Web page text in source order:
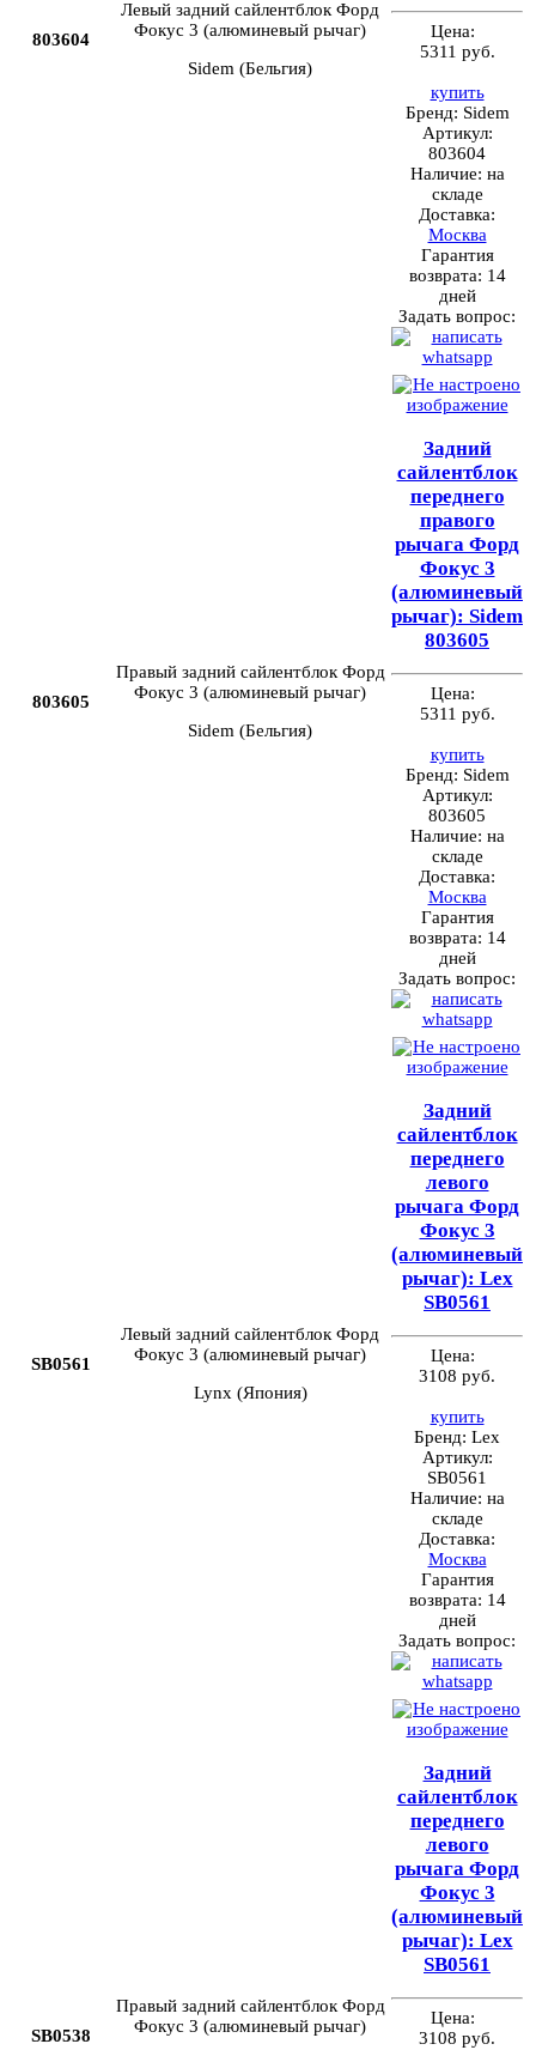
803604
Левый задний сайлентблок Форд
Фокус 3 (алюминевый рычаг)
Sidem (Бельгия)
Цена:
5311 руб.
купить
Бренд: Sidem
Артикул:
803604
Наличие: на
складе
Доставка:
Москва
Гарантия
возврата: 14
дней
Задать вопрос:
803605
Правый задний сайлентблок Форд
Фокус 3 (алюминевый рычаг)
Sidem (Бельгия)
Задний
сайлентблок
переднего
правого
рычага Форд
Фокус 3
(алюминевый
рычаг): Sidem
803605
Цена:
5311 руб.
купить
Бренд: Sidem
Артикул:
803605
Наличие: на
складе
Доставка:
Москва
Гарантия
возврата: 14
дней
Задать вопрос:
SB0561
Левый задний сайлентблок Форд
Фокус 3 (алюминевый рычаг)
Lynx (Япония)
Задний
сайлентблок
переднего
левого
рычага Форд
Фокус 3
(алюминевый
рычаг): Lex
SB0561
Цена:
3108 руб.
купить
Бренд: Lex
Артикул:
SB0561
Наличие: на
складе
Доставка:
Москва
Гарантия
возврата: 14
дней
Задать вопрос:
SB0538
Правый задний сайлентблок Форд
Фокус 3 (алюминевый рычаг)
Задний
сайлентблок
переднего
левого
рычага Форд
Фокус 3
(алюминевый
рычаг): Lex
SB0561
Цена:
3108 руб.